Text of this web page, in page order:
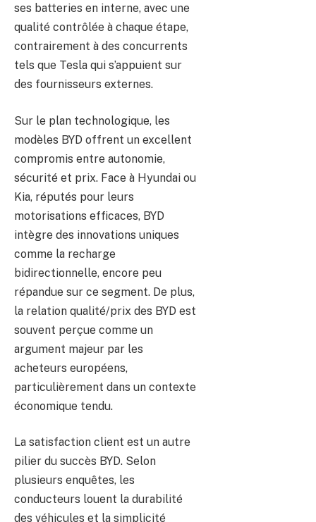
ses batteries en interne, avec une
qualité contrôlée à chaque étape,
contrairement à des concurrents
tels que Tesla qui s’appuient sur
des fournisseurs externes.
Sur le plan technologique, les
modèles BYD offrent un excellent
compromis entre autonomie,
sécurité et prix. Face à Hyundai ou
Kia, réputés pour leurs
motorisations efficaces, BYD
intègre des innovations uniques
comme la recharge
bidirectionnelle, encore peu
répandue sur ce segment. De plus,
la relation qualité/prix des BYD est
souvent perçue comme un
argument majeur par les
acheteurs européens,
particulièrement dans un contexte
économique tendu.
La satisfaction client est un autre
pilier du succès BYD. Selon
plusieurs enquêtes, les
conducteurs louent la durabilité
des véhicules et la simplicité